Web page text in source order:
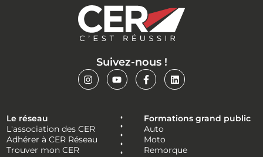
Suivez-nous !
Le réseau
L'association des CER
Adhérer à CER Réseau
Trouver mon CER
Formations grand public
Auto
Moto
Remorque